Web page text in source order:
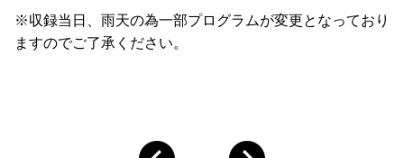
※収録当日、雨天の為一部プログラムが変更となっており
ますのでご了承ください。